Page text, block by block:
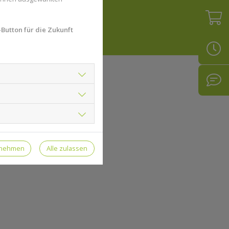
für die Zukunft
Alle zulassen